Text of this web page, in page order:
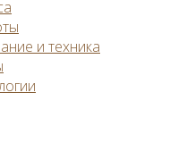
и техника